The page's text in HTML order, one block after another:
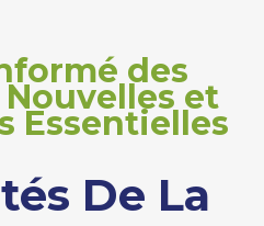
des
et
Essentielles
De La